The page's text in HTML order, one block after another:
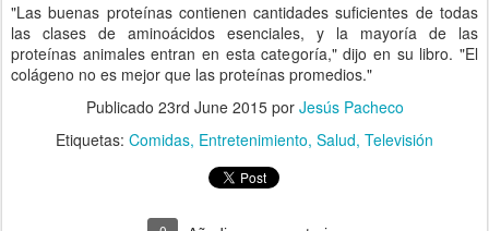
"Las buenas proteínas contienen cantidades suficientes de todas
las clases de aminoácidos esenciales, y la mayoría de las
proteínas animales entran en esta categoría," dijo en su libro. "El
colágeno no es mejor que las proteínas promedios."
Publicado 23rd June 2015por Jesús Pacheco
Etiquetas: Comidas Entretenimiento Salud Televisión